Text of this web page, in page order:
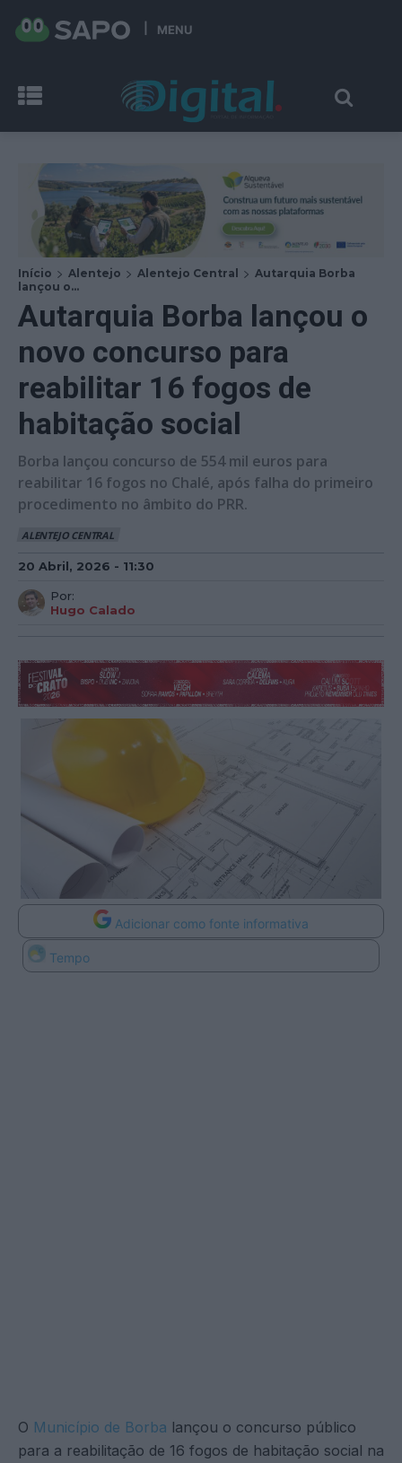
MENU
Início Alentejo Alentejo Central
Autarquia Borba
lançou o...
Autarquia Borba lançou o
novo concurso para
reabilitar 16 fogos de
habitação social
Borba lançou concurso de 554 mil euros para
reabilitar 16 fogos no Chalé, após falha do primeiro
procedimento no âmbito do PRR.
ALENTEJO CENTRAL
20 Abril, 2026 - 11:30
Por:
Hugo Calado
Adicionar como fonte informativa
Tempo
O Município de Borba lançou o concurso público
para a reabilitação de 16 fogos de habitação social na